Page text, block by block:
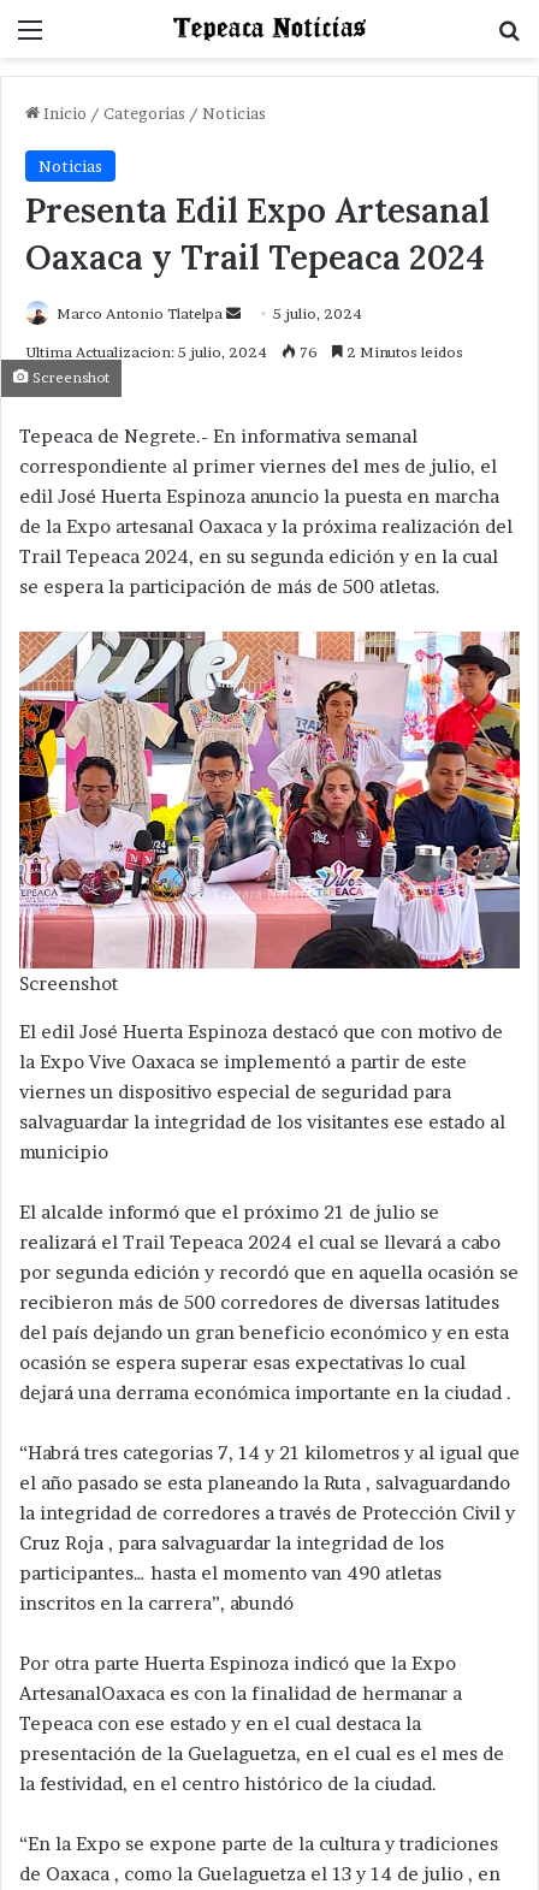
Menu
Inicio / Categorias / Noticias
Noticias
Presenta Edil Expo Artesanal
Oaxaca y Trail Tepeaca 2024
Marco Antonio Tlatelpa
Send5 julio, 2024
Ultima Actualizacion: 5 julio, 2024 76 2 Minutos leidos
Screenshot
Tepeaca de Negrete.- En informativa semanal
correspondiente al primer viernes del mes de julio, el
edil José Huerta Espinoza anuncio la puesta en marcha
de la Expo artesanal Oaxaca y la próxima realización del
Trail Tepeaca 2024, en su segunda edición y en la cual
se espera la participación de más de 500 atletas.
Screenshot
El edil José Huerta Espinoza destacó que con motivo de
la Expo Vive Oaxaca se implementó a partir de este
viernes un dispositivo especial de seguridad para
salvaguardar la integridad de los visitantes ese estado al
municipio
El alcalde informó que el próximo 21 de julio se
realizará el Trail Tepeaca 2024 el cual se llevará a cabo
por segunda edición y recordó que en aquella ocasión se
recibieron más de 500 corredores de diversas latitudes
del país dejando un gran beneficio económico y en esta
ocasión se espera superar esas expectativas lo cual
dejará una derrama económica importante en la ciudad .
“Habrá tres categorias 7, 14 y 21 kilometros y al igual que
el año pasado se esta planeando la Ruta , salvaguardando
la integridad de corredores a través de Protección Civil y
Cruz Roja , para salvaguardar la integridad de los
participantes… hasta el momento van 490 atletas
inscritos en la carrera”, abundó
Por otra parte Huerta Espinoza indicó que la Expo
ArtesanalOaxaca es con la finalidad de hermanar a
Tepeaca con ese estado y en el cual destaca la
presentación de la Guelaguetza, en el cual es el mes de
la festividad, en el centro histórico de la ciudad.
“En la Expo se expone parte de la cultura y tradiciones
de Oaxaca , como la Guelaguetza el 13 y 14 de julio , en